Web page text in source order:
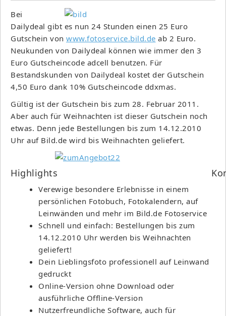
Bei
Dailydeal gibt es nun 24 Stunden einen 25 Euro
Gutschein von www.fotoservice.bild.de ab 2 Euro.
Neukunden von Dailydeal können wie immer den 3
Euro Gutscheincode adcell benutzen. Für
Bestandskunden von Dailydeal kostet der Gutschein
4,50 Euro dank 10% Gutscheincode ddxmas.
Gültig ist der Gutschein bis zum 28. Februar 2011.
Aber auch für Weihnachten ist dieser Gutschein noch
etwas. Denn jede Bestellungen bis zum 14.12.2010
Uhr auf Bild.de wird bis Weihnachten geliefert.
Highlights
Verewige besondere Erlebnisse in einem
persönlichen Fotobuch, Fotokalendern, auf
Leinwänden und mehr im Bild.de Fotoservice
Schnell und einfach: Bestellungen bis zum
14.12.2010 Uhr werden bis Weihnachten
geliefert!
Dein Lieblingsfoto professionell auf Leinwand
gedruckt
Online-Version ohne Download oder
ausführliche Offline-Version
Nutzerfreundliche Software, auch für